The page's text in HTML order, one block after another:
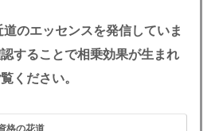
のエッセンスを発信していま
することで相乗効果が生まれ
ください。
格の花道